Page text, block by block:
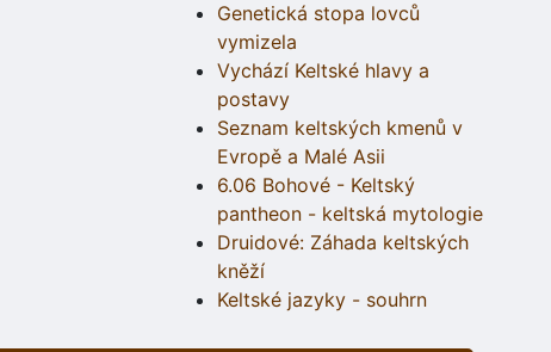
Genetická stopa lovců
vymizela
Vychází Keltské hlavy a
postavy
Seznam keltských kmenů v
Evropě a Malé Asii
6.06 Bohové - Keltský
pantheon - keltská mytologie
Druidové: Záhada keltských
kněží
Keltské jazyky - souhrn